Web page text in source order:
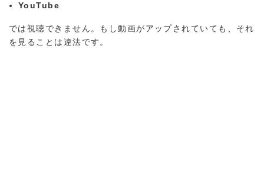
YouTube
では視聴できません。もし動画がアップされていても、それ
を見ることは違法です。